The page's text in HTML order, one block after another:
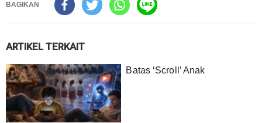
BAGIKAN
ARTIKEL TERKAIT
Batas ‘Scroll’ Anak